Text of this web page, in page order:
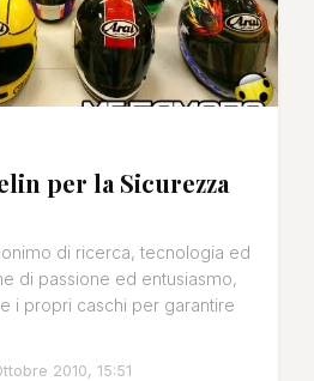
per la Sicurezza
di ricerca, tecnologia ed
di passione ed entusiasmo,
i propri caschi per garantire
2010, 15:51